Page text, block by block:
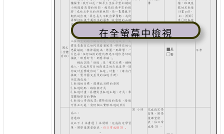
在全螢幕中檢視